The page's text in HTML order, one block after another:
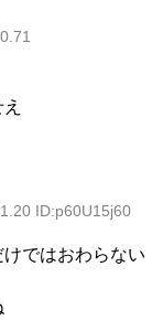
ID:p60U15j60
ではおわらない